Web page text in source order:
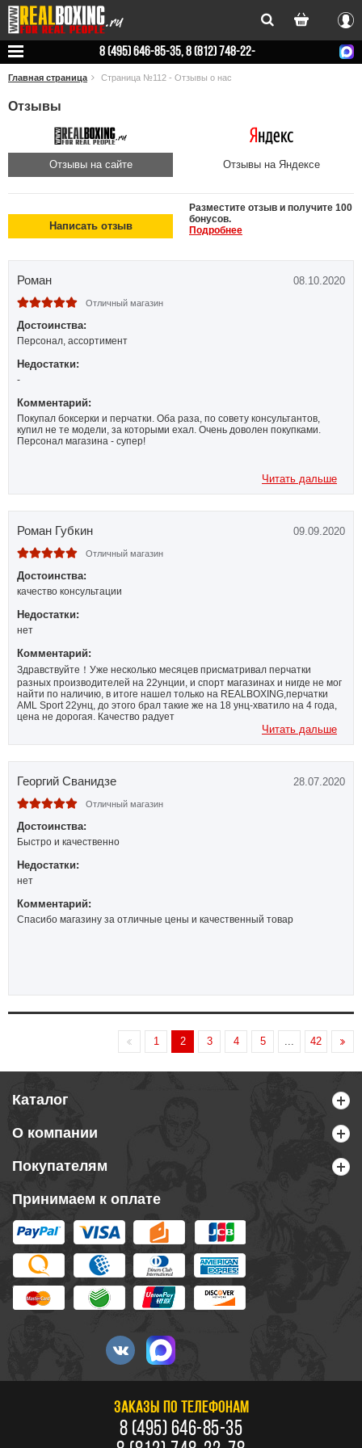
Вход
8 (495) 646-85-35, 8 (812) 748-22-
78
Главная страница Страница №112 - Отзывы о нас
Отзывы
Отзывы на сайте Отзывы на Яндексе
Написать отзыв
Разместите отзыв и получите 100
бонусов.
Подробнее
Роман 08.10.2020
Отличный магазин
Достоинства:
Персонал, ассортимент
Недостатки:
-
Комментарий:
Покупал боксерки и перчатки. Оба раза, по совету консультантов,
купил не те модели, за которыми ехал. Очень доволен покупками.
Персонал магазина - супер!
Читать дальше
Роман Губкин 09.09.2020
Отличный магазин
Достоинства:
качество консультации
Недостатки:
нет
Комментарий:
Здравствуйте！Уже несколько месяцев присматривал перчатки
разных производителей на 22унции, и спорт магазинах и нигде не мог
найти по наличию, в итоге нашел только на REALBOXING,перчатки
AML Sport 22унц, до этого брал такие же на 18 унц-хватило на 4 года,
цена не дорогая. Качество радует
Читать дальше
Георгий Сванидзе 28.07.2020
Отличный магазин
Достоинства:
Быстро и качественно
Недостатки:
нет
Комментарий:
Спасибо магазину за отличные цены и качественный товар
1 2 3 4 5 42
Каталог
О компании
Покупателям
Принимаем к оплате
ЗАКАЗЫ ПО ТЕЛЕФОНАМ
8 (495) 646-85-35